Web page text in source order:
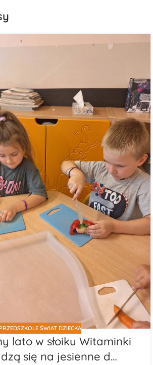
ŚWIAT DZIECKA
lato w słoiku Witaminki
się na jesienne d…